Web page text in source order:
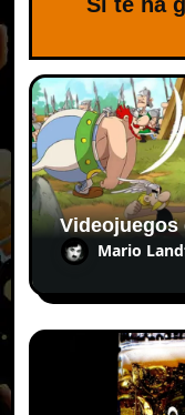
Si te ha
Videojuegos
Mario